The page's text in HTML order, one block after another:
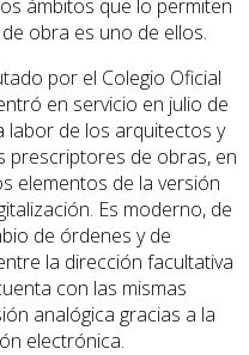
ámbitos que lo permiten
obra es uno de ellos.
por el Colegio Oficial
en servicio en julio de
labor de los arquitectos y
prescriptores de obras, en
elementos de la versión
Es moderno, de
de órdenes y de
la dirección facultativa
con las mismas
analógica gracias a la
electrónica.